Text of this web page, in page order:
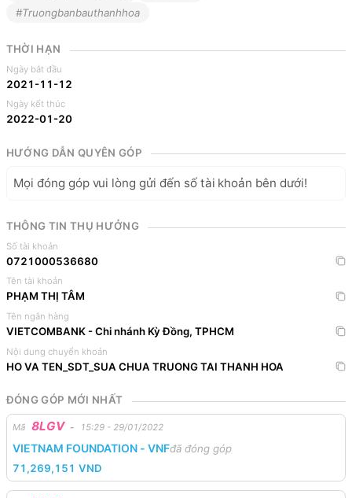
#Truongbanbauthanhhoa
THỜI HẠN
Ngày bắt đầu
2021-11-12
Ngày kết thúc
2022-01-20
HƯỚNG DẪN QUYÊN GÓP
Mọi đóng góp vui lòng gửi đến số tài khoản bên dưới!
THÔNG TIN THỤ HƯỞNG
Số tài khoản
0721000536680
Tên tài khoản
PHẠM THỊ TÂM
Tên ngân hàng
VIETCOMBANK - Chi nhánh Kỳ Đồng, TPHCM
Nội dung chuyển khoản
HO VA TEN_SDT_SUA CHUA TRUONG TAI THANH HOA
ĐÓNG GÓP MỚI NHẤT
Mã 8LGV - 15:29 - 29/01/2022
VIETNAM FOUNDATION - VNFđã đóng góp
71,269,151 VND